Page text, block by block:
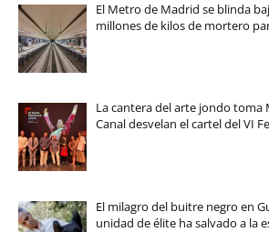
El Metro de Madrid se blinda
millones de kilos de mortero
La cantera del arte jondo toma
Canal desvelan el cartel del VI
El milagro del buitre negro en
unidad de élite ha salvado a la